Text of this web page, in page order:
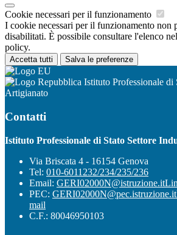
Cookie necessari per il funzionamento
I cookie necessari per il funzionamento non
disabilitati. È possibile consultare l'elenco
policy.
Accetta tutti Salva le preferenze
Istituto Professionale di
Artigianato
Contatti
Istituto Professionale di Stato Settore
Via Briscata 4 - 16154 Genova
Tel: 010-6011232/234/235/236
Email: GERI02000N@istruzione.it
PEC: GERI02000N@pec.istruzione.it
mail
C.F.: 80046950103